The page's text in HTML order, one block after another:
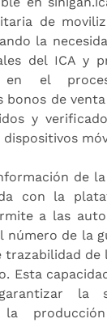
de
la
del ICA y
en el
bonos de
y
de
con la
a las
número de la
de
Esta
la
la